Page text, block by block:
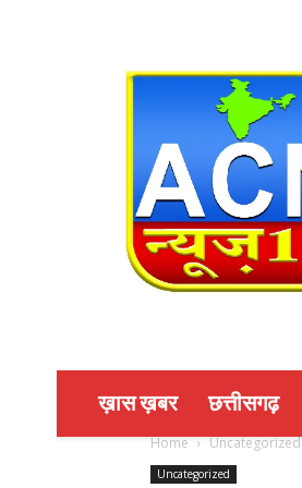
ख़ास ख़बर छत्तीसगढ़
Home Uncategorized
Uncategorized